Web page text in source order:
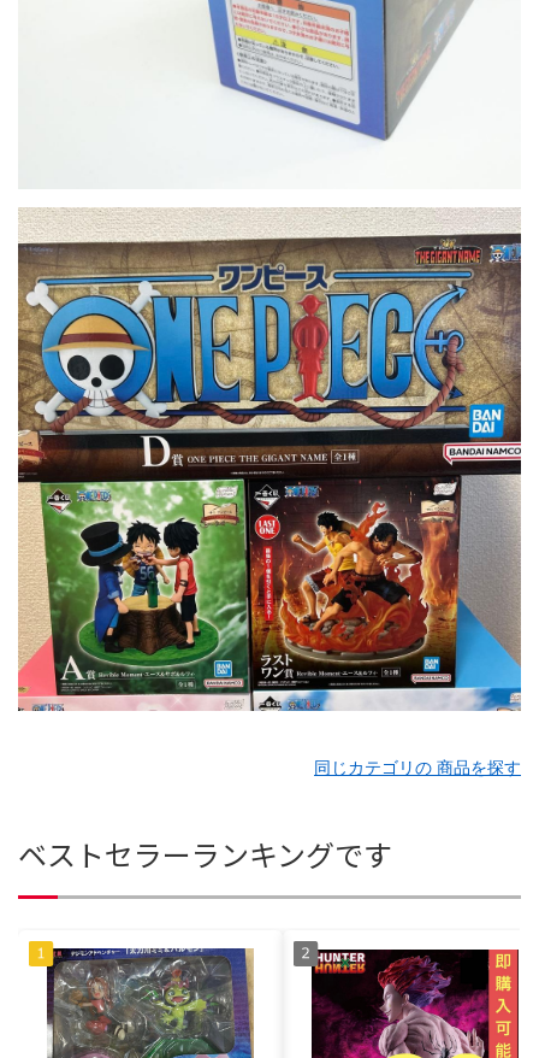
同じカテゴリの 商品を探す
ベストセラーランキングです